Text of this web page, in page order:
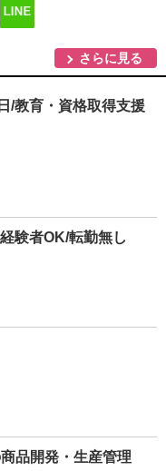
さらに見る
/教育・資格取得支援
験者OK/転勤無し
品開発・生産管理